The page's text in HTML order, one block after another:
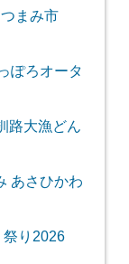
まみ市
ぽろオータ
路大漁どん
あさひかわ
り2026